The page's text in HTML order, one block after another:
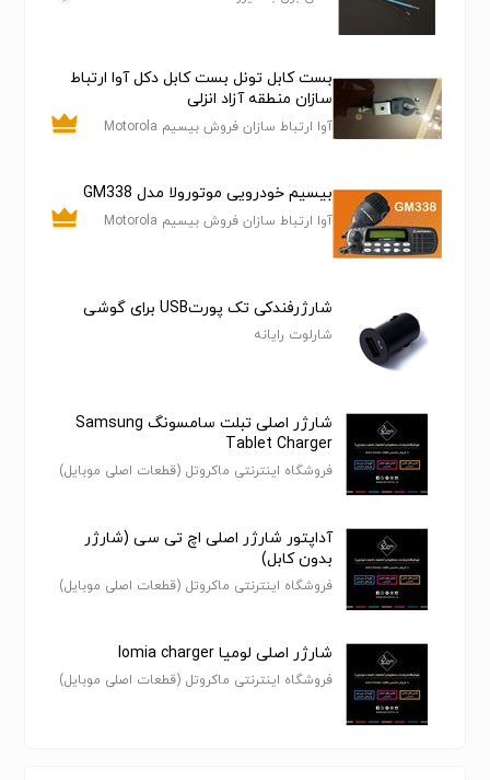
ولتاژ خروجی: ۵ ولت
ولتاژ ورودی: ۲۲۰ ولت (سازگار با برق شهری ایران)
جنس بدنه: پلاستیک ABS مقاوم
وزن: حدود ۸۰ گرم
نمایشگر: ندارد
و اتصال کوتاه
سازگاری: مناسب برای آیفون، آیپد، اپل واچ و سایر
دستگاه‌های USB-C
بست کابل تونل بست کابل دکل آوا ارتباط
سازان منطقه آزاد انزلی
آوا ارتباط سازان فروش بیسیم Motorola
بیسیم خودرویی موتورولا مدل GM338
آوا ارتباط سازان فروش بیسیم Motorola
شارژرفندکی تک پورتUSB برای گوشی
شارلوت رایانه
شارژر اصلی تبلت سامسونگ Samsung
Tablet Charger
فروشگاه اینترنتی ماکروتل (قطعات اصلی موبایل)
آداپتور شارژر اصلی اچ تی سی (شارژر
بدون کابل)
فروشگاه اینترنتی ماکروتل (قطعات اصلی موبایل)
شارژر اصلی لومیا lomia charger
فروشگاه اینترنتی ماکروتل (قطعات اصلی موبایل)